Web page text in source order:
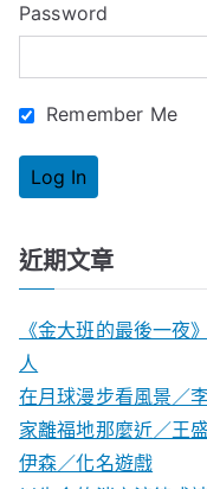
Password
Remember Me
近期文章
《金大班的最後一夜
人
在月球漫步看風景／
家離福地那麼近／王
伊森／化名遊戲